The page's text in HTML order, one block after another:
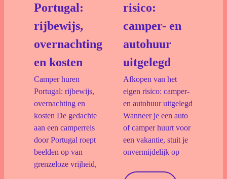
Portugal:
rijbewijs,
overnachting
en kosten
Camper huren
Portugal: rijbewijs,
overnachting en
kosten De gedachte
aan een camperreis
door Portugal roept
beelden op van
grenzeloze vrijheid,
risico:
camper- en
autohuur
uitgelegd
Afkopen van het
eigen risico: camper-
en autohuur uitgelegd
Wanneer je een auto
of camper huurt voor
een vakantie, stuit je
onvermijdelijk op